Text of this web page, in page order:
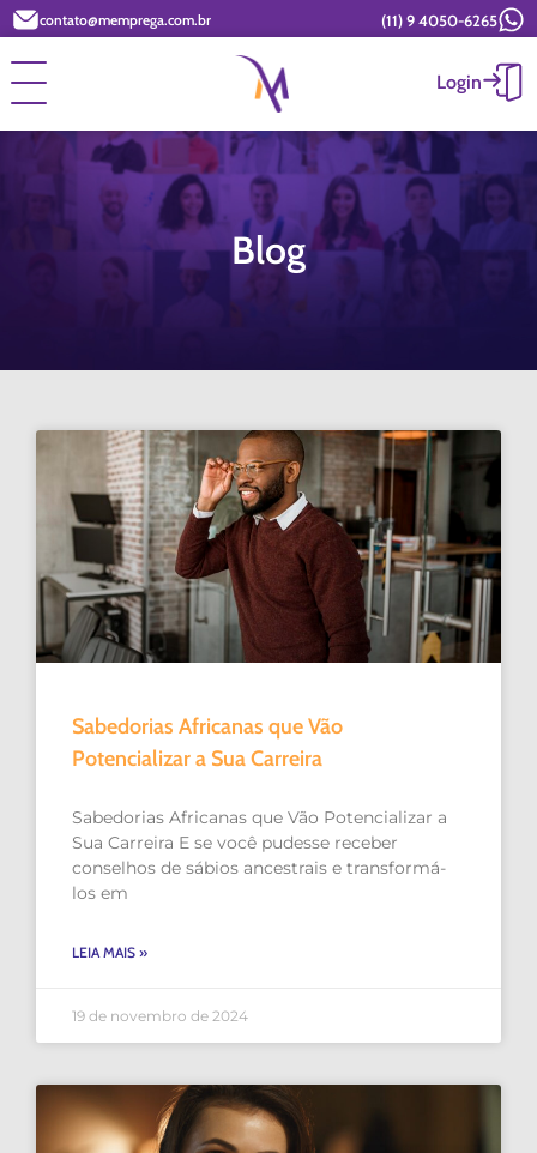
contato@memprega.com.br (11) 9 4050-6265
Login
Blog
Sabedorias Africanas que Vão
Potencializar a Sua Carreira
Sabedorias Africanas que Vão Potencializar a
Sua Carreira E se você pudesse receber
conselhos de sábios ancestrais e transformá-
los em
LEIA MAIS »
19 de novembro de 2024